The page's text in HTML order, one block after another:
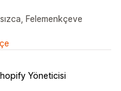
Felemenkçeve
Yöneticisi